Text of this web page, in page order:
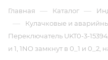
Главная — Каталог —
— Кулачковые и
Переключатель UKT0-3-
и 1, 1NO замкнут в 0_1 и 0_2,